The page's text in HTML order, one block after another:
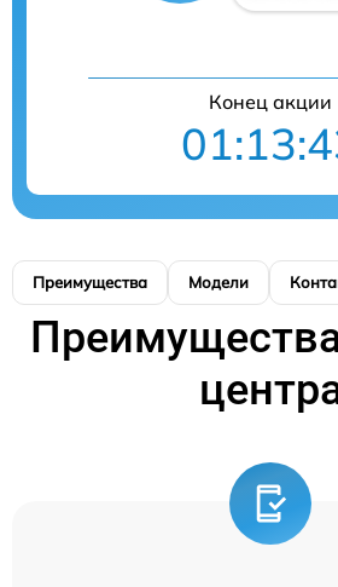
Конец акции
Преимущества Модели